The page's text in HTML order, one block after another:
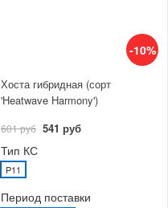
-10%
Хоста гибридная (сорт
'Heatwave Harmony')
601 руб 541 руб
Тип КС
P11
Период поставки